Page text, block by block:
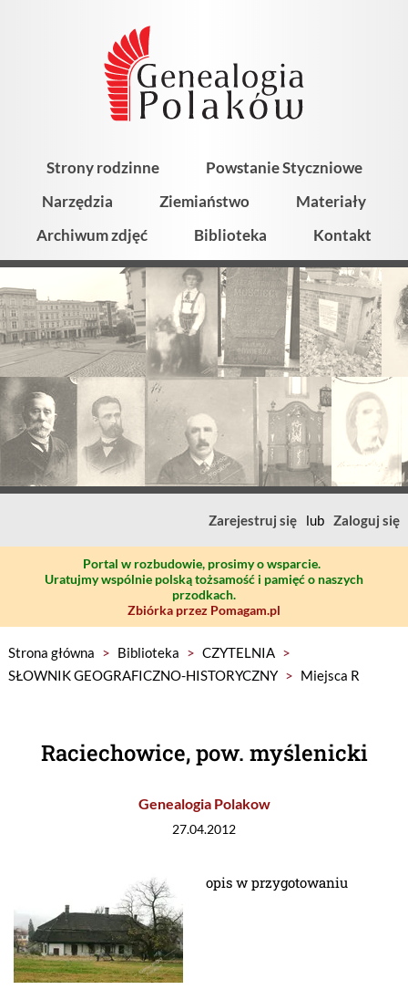
Strony rodzinne
Powstanie Styczniowe
Narzędzia
Ziemiaństwo
Materiały
Archiwum zdjęć
Biblioteka Kontakt
Zarejestruj się lub Zaloguj się
Portal w rozbudowie, prosimy o wsparcie.
Uratujmy wspólnie polską tożsamość i pamięć o naszych
przodkach.
Zbiórka przez Pomagam.pl
Strona główna > Biblioteka > CZYTELNIA >
SŁOWNIK GEOGRAFICZNO-HISTORYCZNY > Miejsca R
Raciechowice, pow. myślenicki
Genealogia Polakow
27.04.2012
opis w przygotowaniu